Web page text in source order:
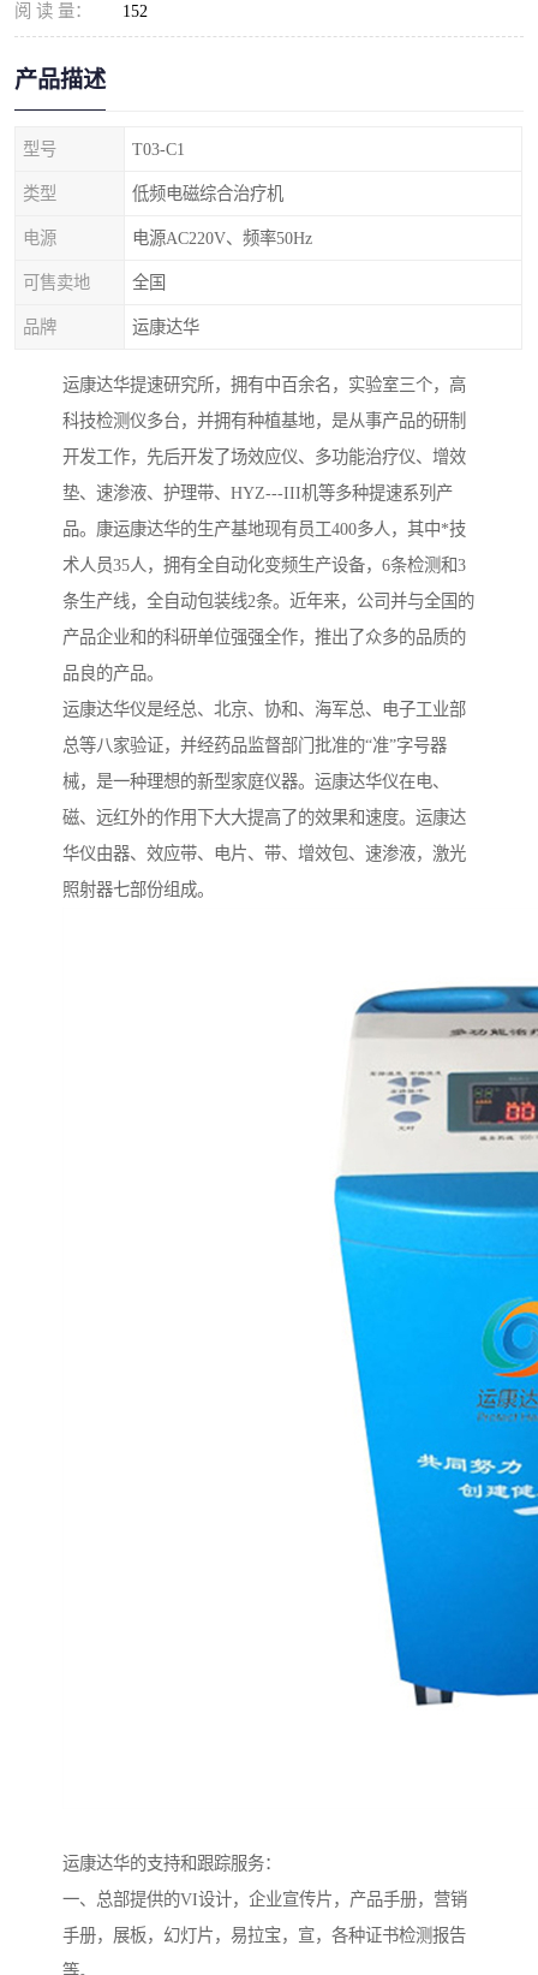
阅 读 量： 152
产品描述
型号 T03-C1
类型 低频电磁综合治疗机
电源 电源AC220V、频率50Hz
可售卖地 全国
品牌 运康达华
运康达华提速研究所，拥有中百余名，实验室三个，高
科技检测仪多台，并拥有种植基地，是从事产品的研制
开发工作，先后开发了场效应仪、多功能治疗仪、增效
垫、速渗液、护理带、HYZ---III机等多种提速系列产
品。康运康达华的生产基地现有员工400多人，其中*技
术人员35人，拥有全自动化变频生产设备，6条检测和3
条生产线，全自动包装线2条。近年来，公司并与全国的
产品企业和的科研单位强强全作，推出了众多的品质的
品良的产品。
运康达华仪是经总、北京、协和、海军总、电子工业部
总等八家验证，并经药品监督部门批准的“准”字号器
械，是一种理想的新型家庭仪器。运康达华仪在电、
磁、远红外的作用下大大提高了的效果和速度。运康达
华仪由器、效应带、电片、带、增效包、速渗液，激光
照射器七部份组成。
运康达华的支持和跟踪服务：
一、总部提供的VI设计，企业宣传片，产品手册，营销
手册，展板，幻灯片，易拉宝，宣，各种证书检测报告